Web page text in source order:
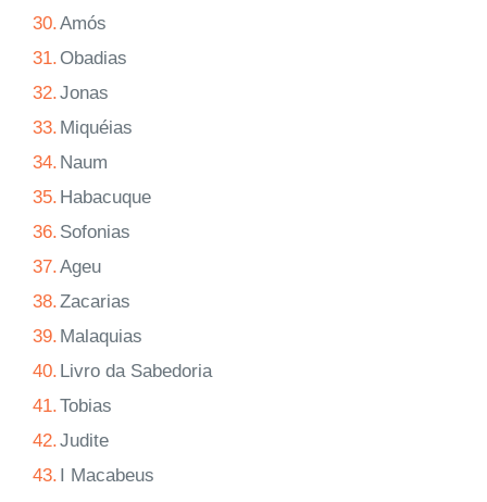
30.Amós
31. Obadias
32.Jonas
33. Miquéias
34. Naum
35. Habacuque
36. Sofonias
37.Ageu
38.Zacarias
39. Malaquias
40. Livro da Sabedoria
41.Tobias
42.Judite
43. I Macabeus